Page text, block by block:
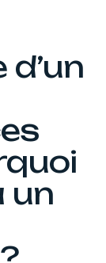
d’un
un